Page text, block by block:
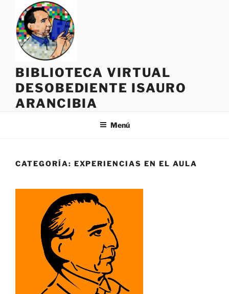
contenido
BIBLIOTECA VIRTUAL
DESOBEDIENTE ISAURO
ARANCIBIA
Menú
CATEGORÍA: EXPERIENCIAS EN EL AULA